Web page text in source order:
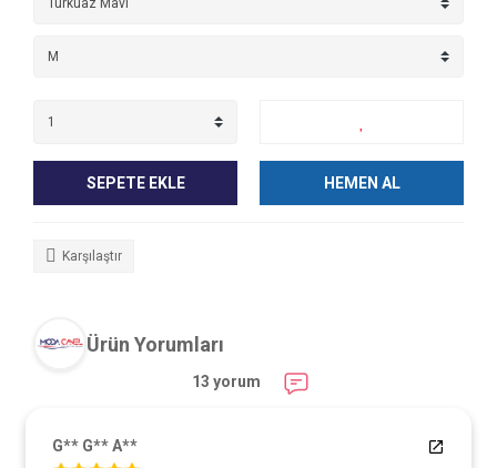
SEPETE EKLE HEMEN AL
Karşılaştır
Ürün Yorumları
13 yorum
G** G** A**